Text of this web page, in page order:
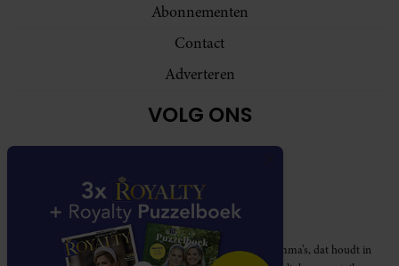
Abonnementen
Contact
Adverteren
VOLG ONS
Royalty participeert in diverse affiliate marketing programma’s, dat houdt in